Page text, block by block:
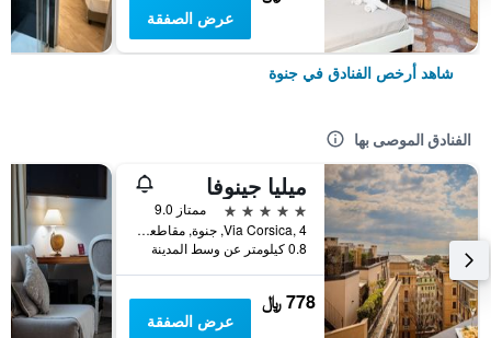
عرض الصفقة
شاهد أرخص الفنادق في جنوة
الفنادق الموصى بها
ميليا جينوفا
5 نجوم
ممتاز 9.0
Via Corsica, 4, جنوة, مقاطعة جنوة, إيطاليا
0.8 كيلومتر عن وسط المدينة
778 ﷼
عرض الصفقة